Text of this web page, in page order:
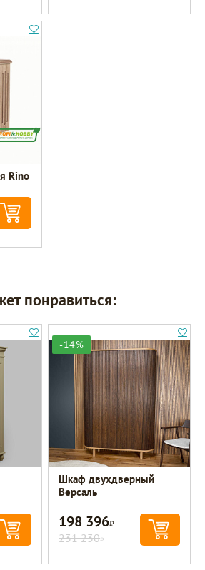
Rino
понравиться:
-14%
Шкаф двухдверный
Версаль
198 396Р
231 230Р